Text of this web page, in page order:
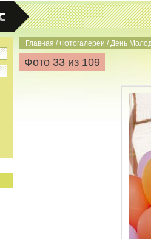
Главная /Фотогалереи / День
Фото 33 из 109